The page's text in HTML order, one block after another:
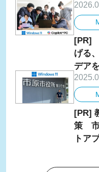
[PR]
げる
デア
[PR]
策 市
トア